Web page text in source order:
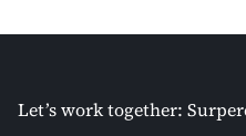
Let’s work together: